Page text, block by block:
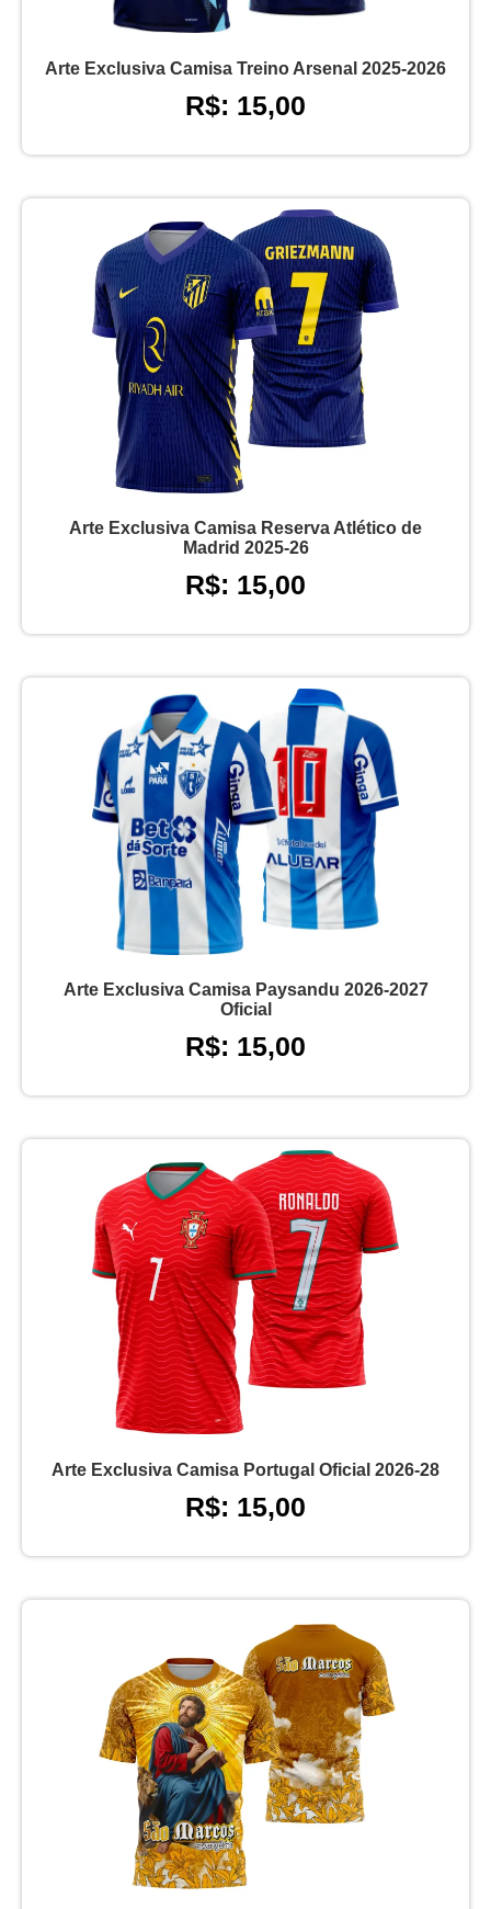
Arte Exclusiva Camisa Treino Arsenal 2025-2026
R$: 15,00
Arte Exclusiva Camisa Reserva Atlético de
Madrid 2025-26
R$: 15,00
Arte Exclusiva Camisa Paysandu 2026-2027
Oficial
R$: 15,00
Arte Exclusiva Camisa Portugal Oficial 2026-28
R$: 15,00